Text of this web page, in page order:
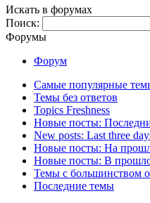
Искать в форумах
Поиск:
Форумы
Форум
Самые популярные
Темы без ответов
Topics Freshness
Новые посты:
New posts: Last three
Новые посты: На
Новые посты: В
Темы с большинством
Последние темы